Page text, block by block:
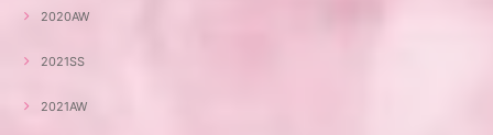
2020AW
2021SS
2021AW